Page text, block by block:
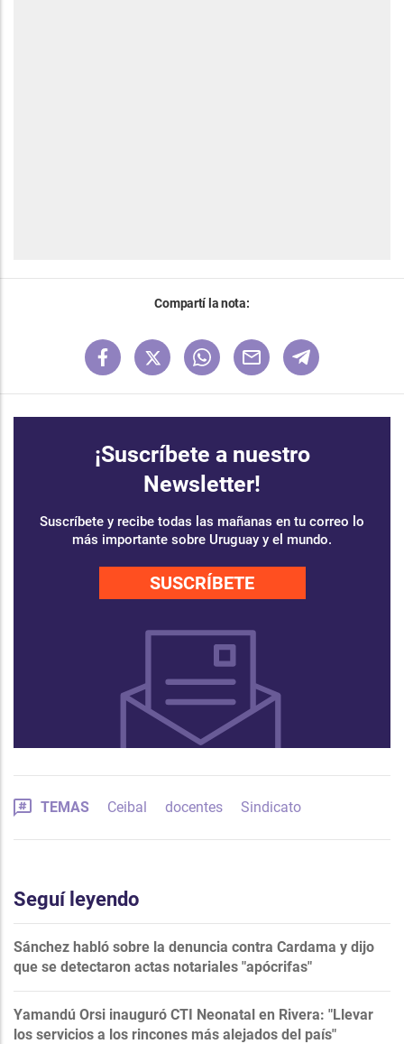
Compartí la nota:
¡Suscríbete a nuestro
Newsletter!
Suscríbete y recibe todas las mañanas en tu correo lo
más importante sobre Uruguay y el mundo.
SUSCRÍBETE
TEMAS Ceibal docentes Sindicato
Seguí leyendo
Sánchez habló sobre la denuncia contra Cardama y dijo
que se detectaron actas notariales "apócrifas"
Yamandú Orsi inauguró CTI Neonatal en Rivera: "Llevar
los servicios a los rincones más alejados del país"